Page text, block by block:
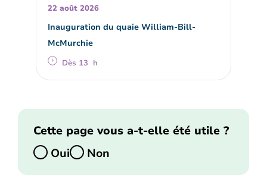
22 août 2026
Inauguration du quaie William-Bill-
McMurchie
Dès 13 h
Cette page vous a-t-elle été utile ?
Oui
Non